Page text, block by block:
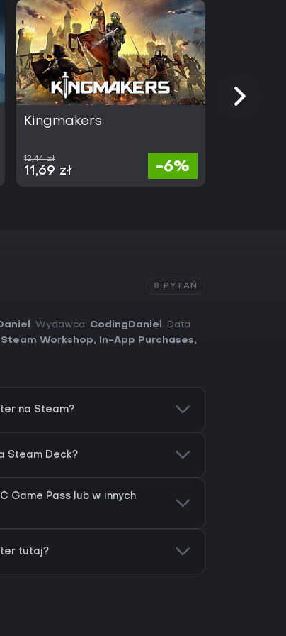
Kingmakers
12,44 zł
11,69 zł -6%
8 PYTAŃ
. Wydawca: CodingDaniel . Data
Steam Workshop, In-App Purchases,
na Steam?
Steam Deck?
Game Pass lub w innych
tutaj?